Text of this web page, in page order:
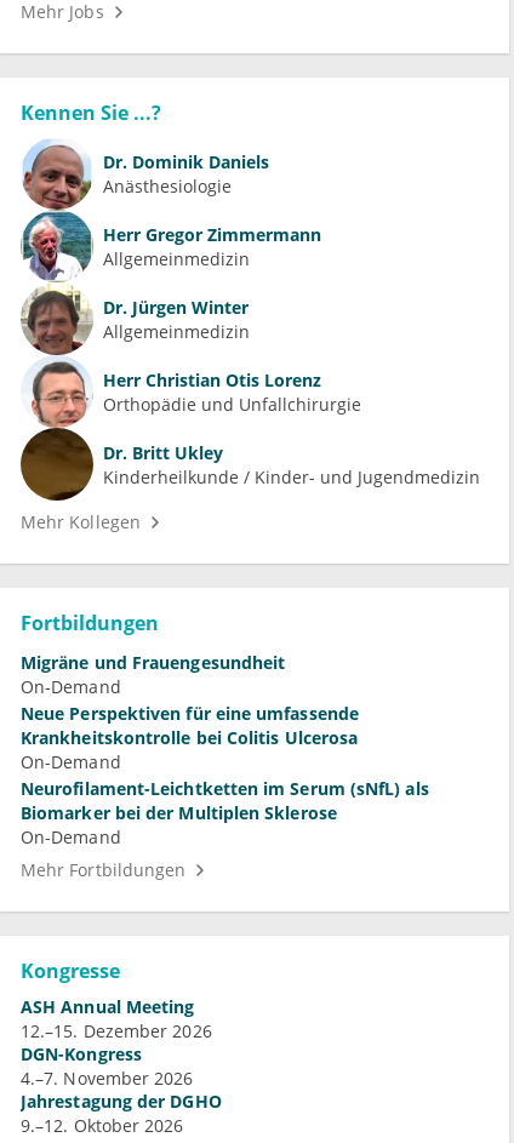
Mehr Jobs
Kennen Sie ...?
Dr. Dominik Daniels
Anästhesiologie
Herr Gregor Zimmermann
Allgemeinmedizin
Dr. Jürgen Winter
Allgemeinmedizin
Herr Christian Otis Lorenz
Orthopädie und Unfallchirurgie
Dr. Britt Ukley
Kinderheilkunde / Kinder- und Jugendmedizin
Mehr Kollegen
Fortbildungen
Migräne und Frauengesundheit
On-Demand
Neue Perspektiven für eine umfassende
Krankheitskontrolle bei Colitis Ulcerosa
On-Demand
Neurofilament-Leichtketten im Serum (sNfL) als
Biomarker bei der Multiplen Sklerose
On-Demand
Mehr Fortbildungen
Kongresse
ASH Annual Meeting
12.–15. Dezember 2026
DGN-Kongress
4.–7. November 2026
Jahrestagung der DGHO
9.–12. Oktober 2026